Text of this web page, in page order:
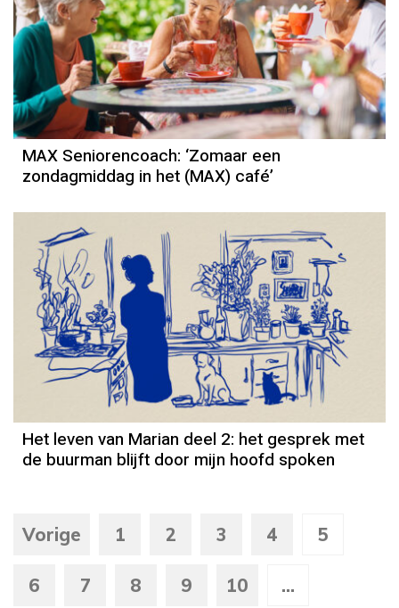
MAX Seniorencoach: ‘Zomaar een
zondagmiddag in het (MAX) café’
Column
Het leven van Marian deel 2: het gesprek met
de buurman blijft door mijn hoofd spoken
Vorige 1 2 3 4 5
6 7 8 9 10 ...